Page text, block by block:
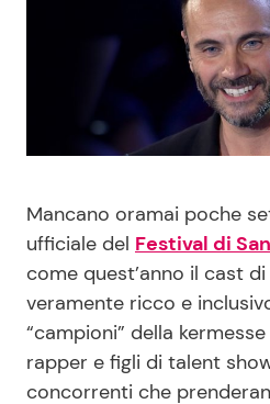
Benessere
Mondo Mamma
News benessere
Salute
Mancano oramai poche
ufficiale del Festival di
come quest’anno il cast
veramente ricco e
“campioni” della
rapper e figli di talent
concorrenti che